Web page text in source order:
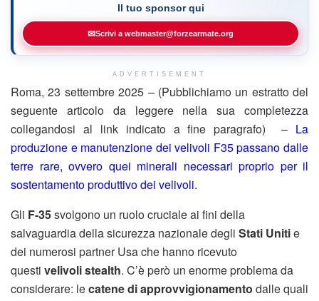
Il tuo sponsor qui
✉Scrivi a webmaster@forzearmate.org
ADVERTISEMENT
Roma, 23 settembre 2025 – (Pubblichiamo un estratto del
seguente articolo da leggere nella sua completezza
collegandosi al link indicato a fine paragrafo) – La
produzione e manutenzione dei velivoli F35 passano dalle
terre rare, ovvero quei minerali necessari proprio per il
sostentamento produttivo dei velivoli.
Gli F-35svolgono un ruolo cruciale ai fini della
salvaguardia della sicurezza nazionale degli Stati Unitie
dei numerosi partner Usa che hanno ricevuto
questi velivoli stealth. C’è però un enorme problema da
considerare: lecatene di approvvigionamento dalle quali